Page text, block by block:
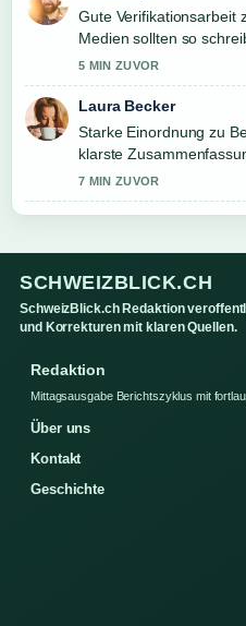
Gute Verifikationsarbeit
Medien sollten so
5 MIN ZUVOR
Laura Becker
Starke Einordnung zu
klarste
7 MIN ZUVOR
SCHWEIZBLICK.CH
SchweizBlick.ch Redaktion
und Korrekturen mit klaren Quellen.
Redaktion
Mittagsausgabe Berichtszyklus mit
Über uns
Kontakt
Geschichte